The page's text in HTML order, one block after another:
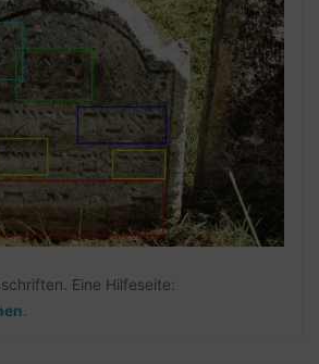
Eine Hilfeseite: